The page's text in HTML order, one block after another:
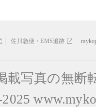
佐川急便・EMS追跡
載写真の無断
2025